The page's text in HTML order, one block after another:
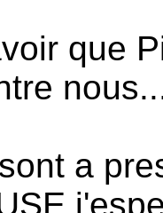
que
a